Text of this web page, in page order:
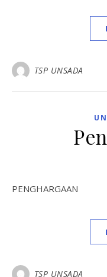
TSP UNSADA
PENGHARGAAN
TSP UNSADA